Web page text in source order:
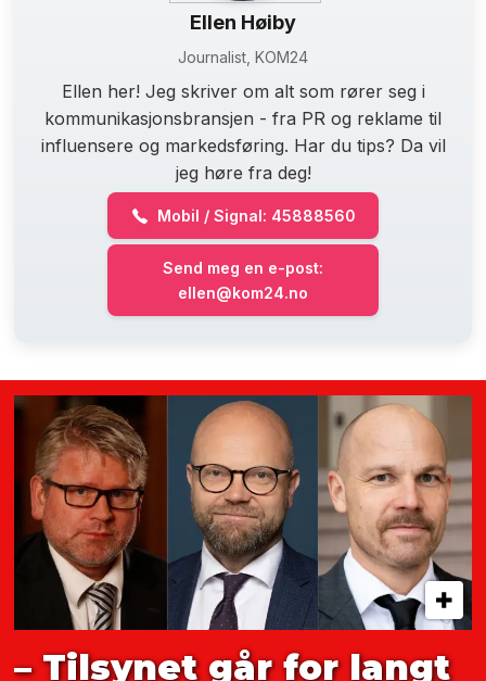
Ellen Høiby
Journalist, KOM24
Ellen her! Jeg skriver om alt som rører seg i
kommunikasjonsbransjen - fra PR og reklame til
influensere og markedsføring. Har du tips? Da vil
jeg høre fra deg!
Mobil / Signal: 45888560
Send meg en e-post:
ellen@kom24.no
– Tilsynet går for langt